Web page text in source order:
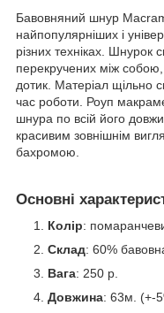
Бавовняний шнур
найпопулярніших і
різних техніках. Шнурок
перекручених між
дотик. Матеріал щільно
час роботи. Роуп
шнура по всій його
красивим зовнішнім
бахромою.
Основні
Колір:
Склад: 60%
Вага: 250 р.
Довжина: 63м. (+-